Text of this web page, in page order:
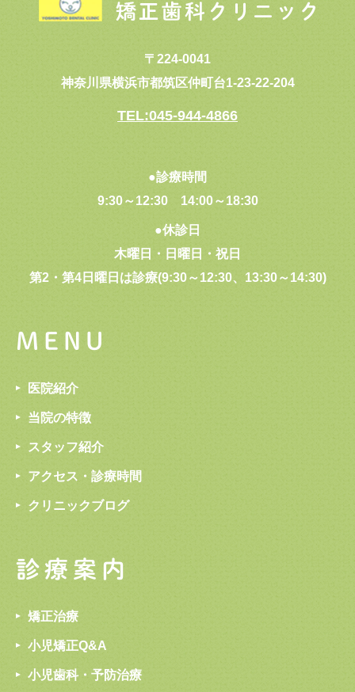
〒224-0041
神奈川県横浜市都筑区仲町台1-23-22-204
TEL:045-944-4866
●診療時間
9:30～12:30 14:00～18:30
●休診日
木曜日・日曜日・祝日
第2・第4日曜日は診療(9:30～12:30、13:30～14:30)
MENU
医院紹介
当院の特徴
スタッフ紹介
アクセス・診療時間
クリニックブログ
診療案内
矯正治療
小児矯正Q&A
小児歯科・予防治療